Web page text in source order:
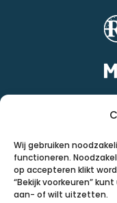
Wij gebruiken
functioneren.
op accepteren klikt
“Bekijk voorkeuren”
aan- of wilt uitzetten.